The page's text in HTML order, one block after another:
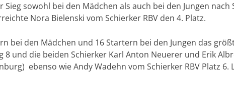
Sieg sowohl bei den Mädchen als auch bei den Jungen
Nora Bielenski vom Schierker RBV den 4. Platz.
bei den Mädchen und 16 Startern bei den Jungen das
8 und die beiden Schierker Karl Anton Neuerer und Erik
ebenso wie Andy Wadehn vom Schierker RBV Platz